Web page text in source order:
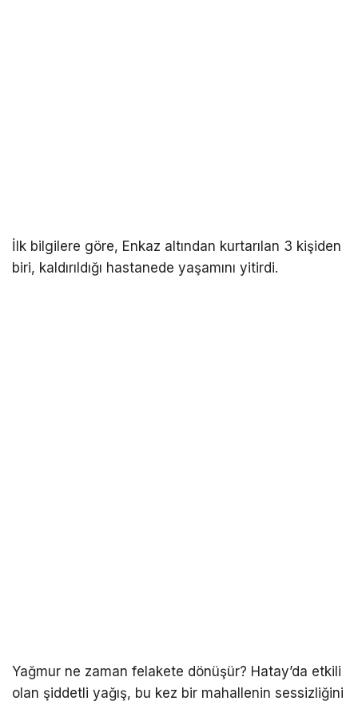
İlk bilgilere göre, Enkaz altından kurtarılan 3 kişiden
biri, kaldırıldığı hastanede yaşamını yitirdi.
Yağmur ne zaman felakete dönüşür? Hatay’da etkili
olan şiddetli yağış, bu kez bir mahallenin sessizliğini